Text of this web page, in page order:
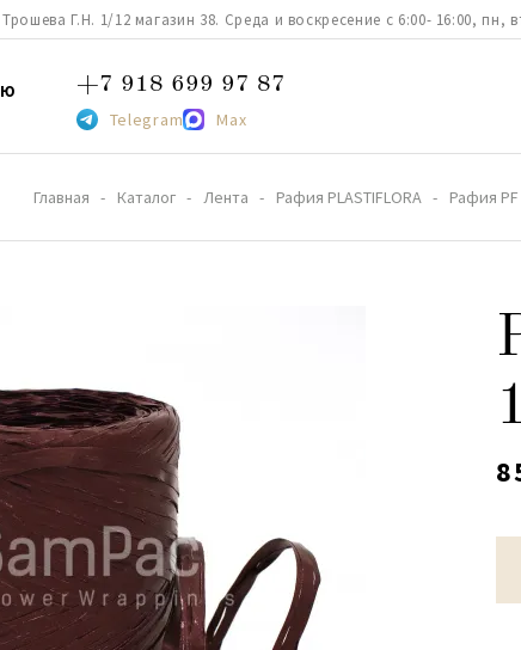
Г.Н. 1/12 магазин 38. Среда и воскресение с 6:00- 16:00, пн,
+7 918 699 97 87
Telegram Max
Главная Каталог Лента Рафия PLASTIFLORA Рафия